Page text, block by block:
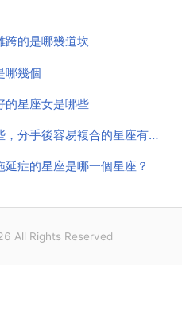
跨的是哪幾道坎
哪幾個
的星座女是哪些
不久會和前任和好的星座有哪些，分手後容易複合的星座有哪些？
症的星座是哪一個星座？
All Rights Reserved